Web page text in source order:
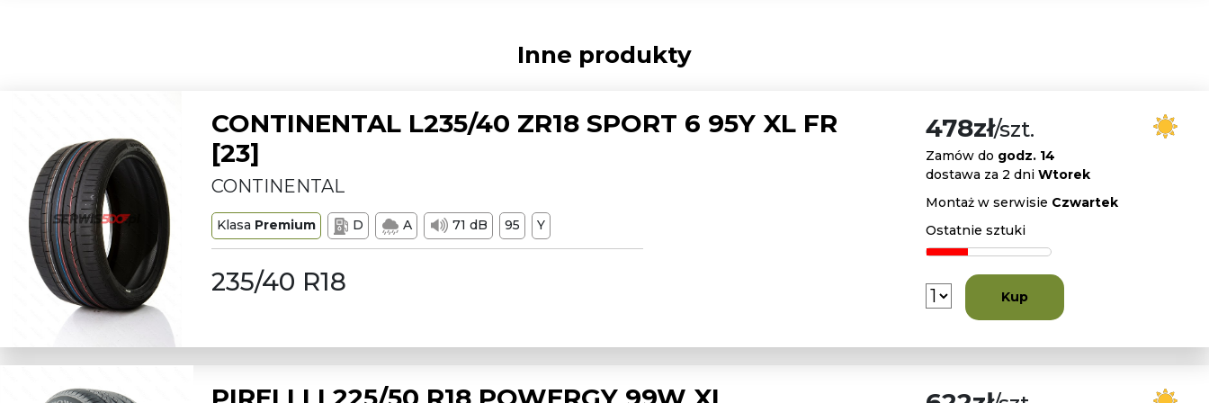
Inne produkty
CONTINENTAL L235/40 ZR18 SPORT 6 95Y XL FR
[23]
CONTINENTAL
Klasa Premium D A 71 dB 95 Y
235/40 R18
478zł/szt.
Zamów do godz. 14
dostawa za 2 dni Wtorek
Montaż w serwisie Czwartek
Ostatnie sztuki
Kup